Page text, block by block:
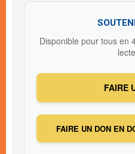
Disponible pour tous en
FAIRE
FAIRE UN DON EN